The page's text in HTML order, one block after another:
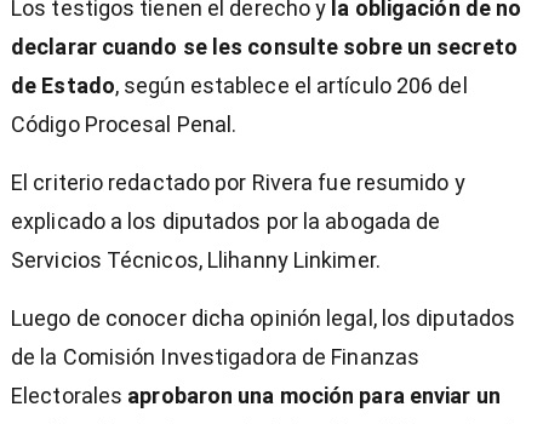
Los testigos tienen el derecho y la obligación de no
declarar cuando se les consulte sobre un secreto
de Estado, según establece el artículo 206 del
Código Procesal Penal.
El criterio redactado por Rivera fue resumido y
explicado a los diputados por la abogada de
Servicios Técnicos, Llihanny Linkimer.
Luego de conocer dicha opinión legal, los diputados
de la Comisión Investigadora de Finanzas
Electorales aprobaron una moción para enviar un